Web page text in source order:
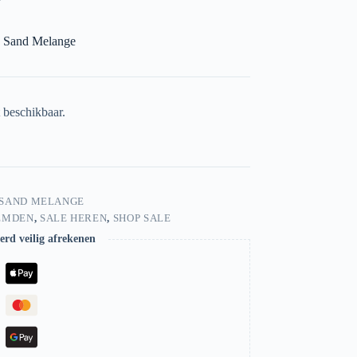
Melange
MELANGE
, SALE HEREN, SHOP SALE
veilig afrekenen